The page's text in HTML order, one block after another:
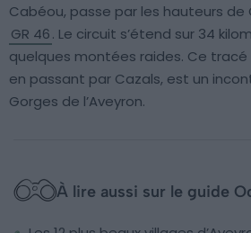
Cabéou, passe par les hauteurs de
GR 46. Le circuit s’étend sur 34
quelques montées raides. Ce tracé
en passant par Cazals, est un
Gorges de l’Aveyron.
À lire aussi sur le guide